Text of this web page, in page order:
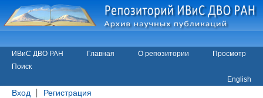
ИВиС ДВО РАН Главная О репозитории
Просмотр
Поиск
English
Вход Регистрация